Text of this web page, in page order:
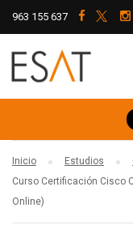
963 155 637
Inicio Estudios
Curso Certificación Cisco
Online)